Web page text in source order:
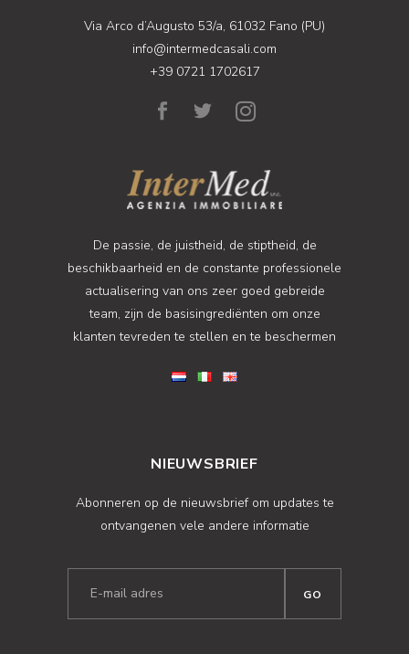
Via Arco d’Augusto 53/a, 61032 Fano (PU)
info@intermedcasali.com
+39 0721 1702617
De passie, de juistheid, de stiptheid, de
beschikbaarheid en de constante professionele
actualisering van ons zeer goed gebreide
team, zijn de basisingrediënten om onze
klanten tevreden te stellen en te beschermen
NIEUWSBRIEF
Abonneren op de nieuwsbrief om updates te
ontvangenen vele andere informatie